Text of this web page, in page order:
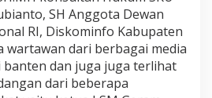
SH Anggota Dewan
RI, Diskominfo Kabupaten
wartawan dari berbagai media
banten dan juga juga terlihat
dari beberapa